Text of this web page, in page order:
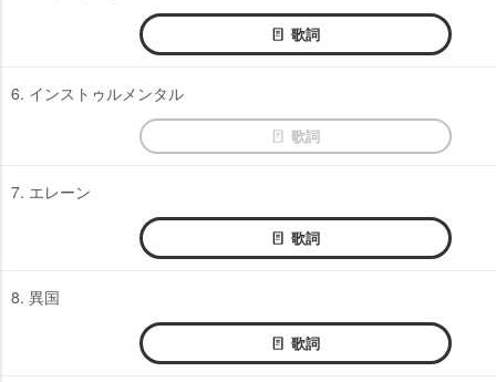
歌詞
6. インストゥルメンタル
歌詞
7. エレーン
歌詞
8. 異国
歌詞